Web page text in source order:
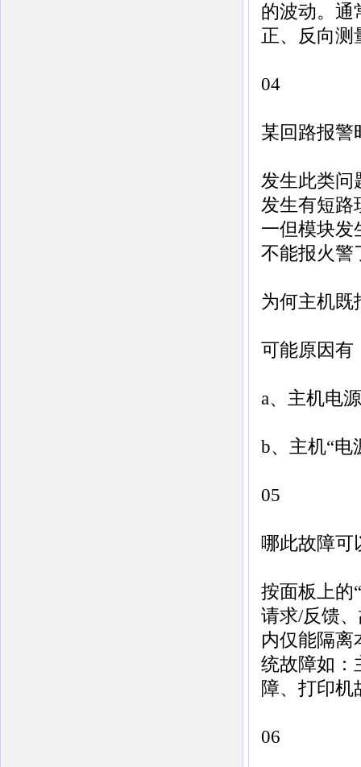
的波动。通
正、反向测
04
某回路报警
发生此类问
发生有短路
一但模块发
不能报火警
为何主机既
可能原因有
a、主机电
b、主机“电
05
哪此故障可
按面板上的
请求/反馈
内仅能隔离
统故障如：
障、打印
06